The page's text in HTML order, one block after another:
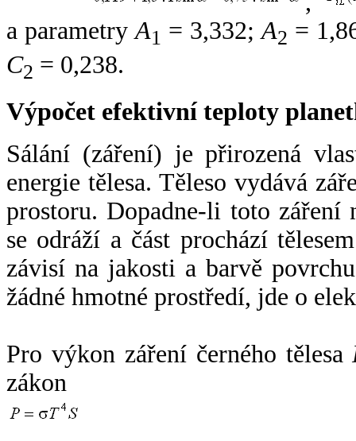
a parametryA1 = 3,332;A2 =
C2 = 0,238.
Výpočet efektivní teploty
Sálání (záření) je přirozená
energie tělesa. Těleso vydává
prostoru. Dopadne-li toto záření
se odráží a část prochází
závisí na jakosti a barvě
žádné hmotné prostředí, jde o
Pro výkon záření černého tělesa
zákon